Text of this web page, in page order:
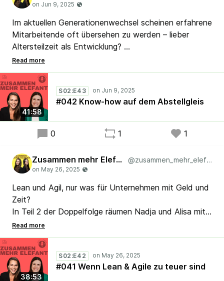
Im aktuellen Generationenwechsel scheinen erfahrene
Mitarbeitende oft übersehen zu werden – lieber
Altersteilzeit als Entwicklung?
Dabei steckt in ihnen nicht nur wertvolles Wissen,
sondern oft auch Motivation und Lust, weiterhin
etwas zu bewegen.
Wie Organisationen Generation 60+ nicht verlieren,
sondern gezielt stärken können. Das und mehr in der
neuen Folge von Zusammen mehr Elefant. 👉 Wie
geht ihr mit dem Generationenwechsel um?
41:58
S02:E43
#042 Know-how auf dem Abstellgleis
0 1 1
Zusammen mehr Elefant @zusammen_mehr_elefant
Lean und Agil, nur was für Unternehmen mit Geld und
Zeit?
In Teil 2 der Doppelfolge räumen Nadja und Alisa mit
typischen Denkfehlern auf, die eure Transformation
torpedieren können. Zwischen „uns geht’s zu gut“ und
„dafür fehlt uns das Budget“ liegt oft nur ein
gedanklicher Trugschluss.
👉 Welche Ausrede hält euch (noch) zurück?
38:53
S02:E42
#041 Wenn Lean & Agile zu teuer sind